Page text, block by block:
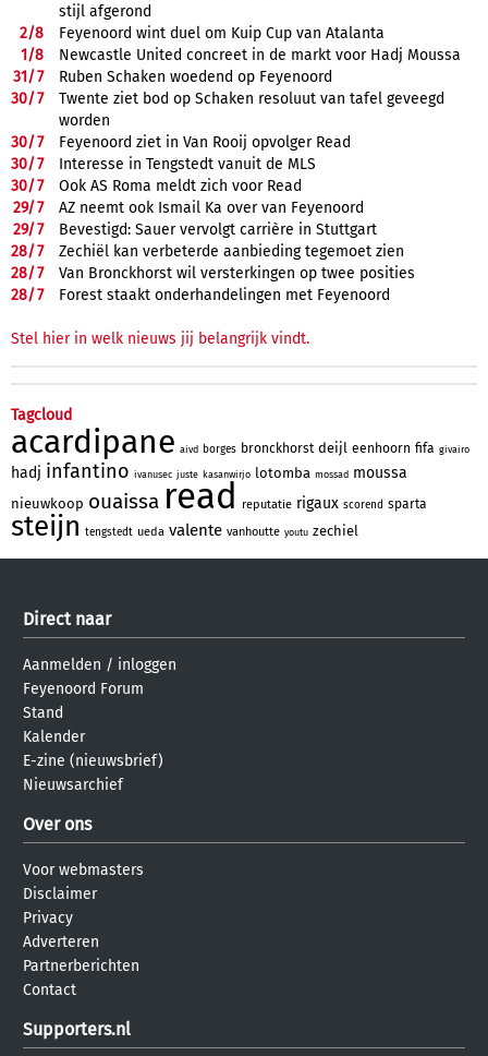
stijl afgerond
2/8
Feyenoord wint duel om Kuip Cup van Atalanta
1/8
Newcastle United concreet in de markt voor Hadj Moussa
31/7
Ruben Schaken woedend op Feyenoord
30/7
Twente ziet bod op Schaken resoluut van tafel geveegd
worden
30/7
Feyenoord ziet in Van Rooij opvolger Read
30/7
Interesse in Tengstedt vanuit de MLS
30/7
Ook AS Roma meldt zich voor Read
29/7
AZ neemt ook Ismail Ka over van Feyenoord
29/7
Bevestigd: Sauer vervolgt carrière in Stuttgart
28/7
Zechiël kan verbeterde aanbieding tegemoet zien
28/7
Van Bronckhorst wil versterkingen op twee posities
28/7 Forest staakt onderhandelingen met Feyenoord
Stel hier in welk nieuws jij belangrijk vindt.
Tagcloud
acardipane aivd borges bronckhorst deijl eenhoorn fifa givairo
hadj infantino ivanusec juste kasanwirjo lotomba mossad moussa
nieuwkoop ouaissa read reputatie rigaux scorend sparta
steijn tengstedt ueda valente vanhoutte youtu zechiel
Direct naar
Aanmelden / inloggen
Feyenoord Forum
Stand
Kalender
E-zine (nieuwsbrief)
Nieuwsarchief
Over ons
Voor webmasters
Disclaimer
Privacy
Adverteren
Partnerberichten
Contact
Supporters.nl